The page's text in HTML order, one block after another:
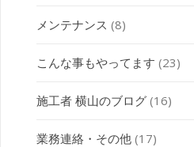
メンテナンス (8)
こんな事もやってます (23)
施工者 横山のブログ(16)
業務連絡・その他(17)